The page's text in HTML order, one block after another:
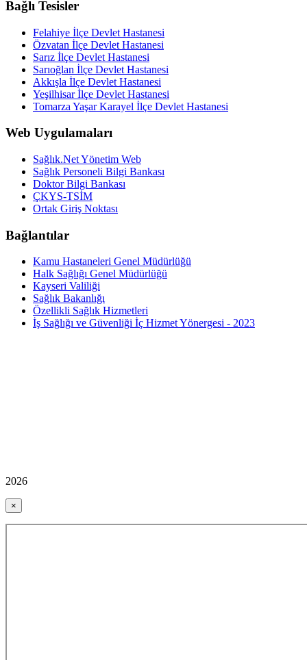
Bağlı Tesisler
Felahiye İlçe Devlet Hastanesi
Özvatan İlçe Devlet Hastanesi
Sarız İlçe Devlet Hastanesi
Sarıoğlan İlçe Devlet Hastanesi
Akkışla İlçe Devlet Hastanesi
Yeşilhisar İlçe Devlet Hastanesi
Tomarza Yaşar Karayel İlçe Devlet Hastanesi
Web Uygulamaları
Sağlık.Net Yönetim Web
Sağlık Personeli Bilgi Bankası
Doktor Bilgi Bankası
ÇKYS-TSİM
Ortak Giriş Noktası
Bağlantılar
Kamu Hastaneleri Genel Müdürlüğü
Halk Sağlığı Genel Müdürlüğü
Kayseri Valiliği
Sağlık Bakanlığı
Özellikli Sağlık Hizmetleri
İş Sağlığı ve Güvenliği İç Hizmet Yönergesi - 2023
2026
×